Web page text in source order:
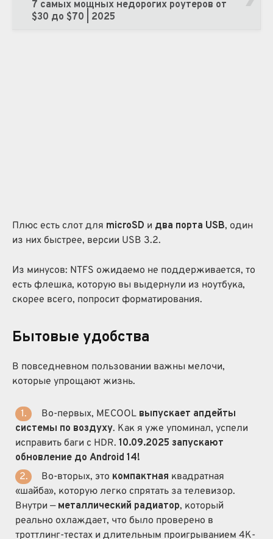
7 самых мощных недорогих роутеров от
$30 до $70 | 2025
Плюс есть слот для microSD и два порта USB, один
из них быстрее, версии USB 3.2.
Из минусов: NTFS ожидаемо не поддерживается, то
есть флешка, которую вы выдернули из ноутбука,
скорее всего, попросит форматирования.
Бытовые удобства
В повседневном пользовании важны мелочи,
которые упрощают жизнь.
Во-первых, MECOOL выпускает апдейты
системы по воздуху. Как я уже упоминал, успели
исправить баги с HDR. 10.09.2025 запускают
обновление до Android 14!
Во-вторых, это компактная квадратная
«шайба», которую легко спрятать за телевизор.
Внутри — металлический радиатор, который
реально охлаждает, что было проверено в
троттлинг-тестах и длительным проигрыванием 4K-